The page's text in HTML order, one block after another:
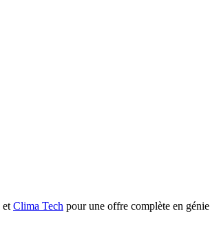
et Clima Tech pour une offre complète en génie